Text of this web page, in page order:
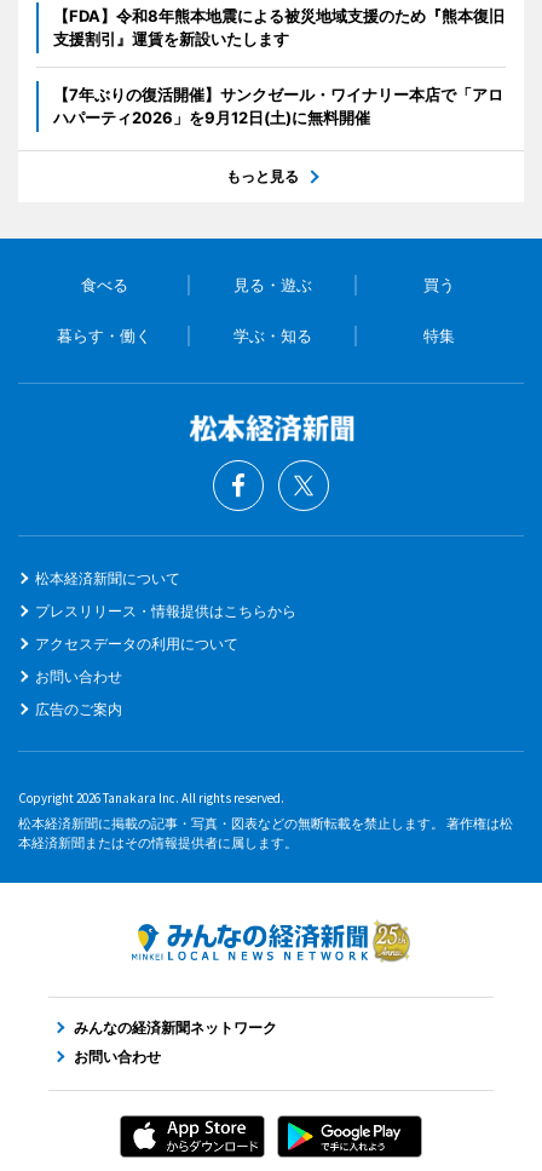
【FDA】令和8年熊本地震による被災地域支援のため『熊本復旧
支援割引』運賃を新設いたします
【7年ぶりの復活開催】サンクゼール・ワイナリー本店で「アロ
ハパーティ2026」を9月12日(土)に無料開催
もっと見る
食べる 見る・遊ぶ 買う
暮らす・働く 学ぶ・知る 特集
松本経済新聞について
プレスリリース・情報提供はこちらから
アクセスデータの利用について
お問い合わせ
広告のご案内
Copyright 2026 Tanakara Inc. All rights reserved.
松本経済新聞に掲載の記事・写真・図表などの無断転載を禁止します。 著作権は松
本経済新聞またはその情報提供者に属します。
みんなの経済新聞ネットワーク
お問い合わせ